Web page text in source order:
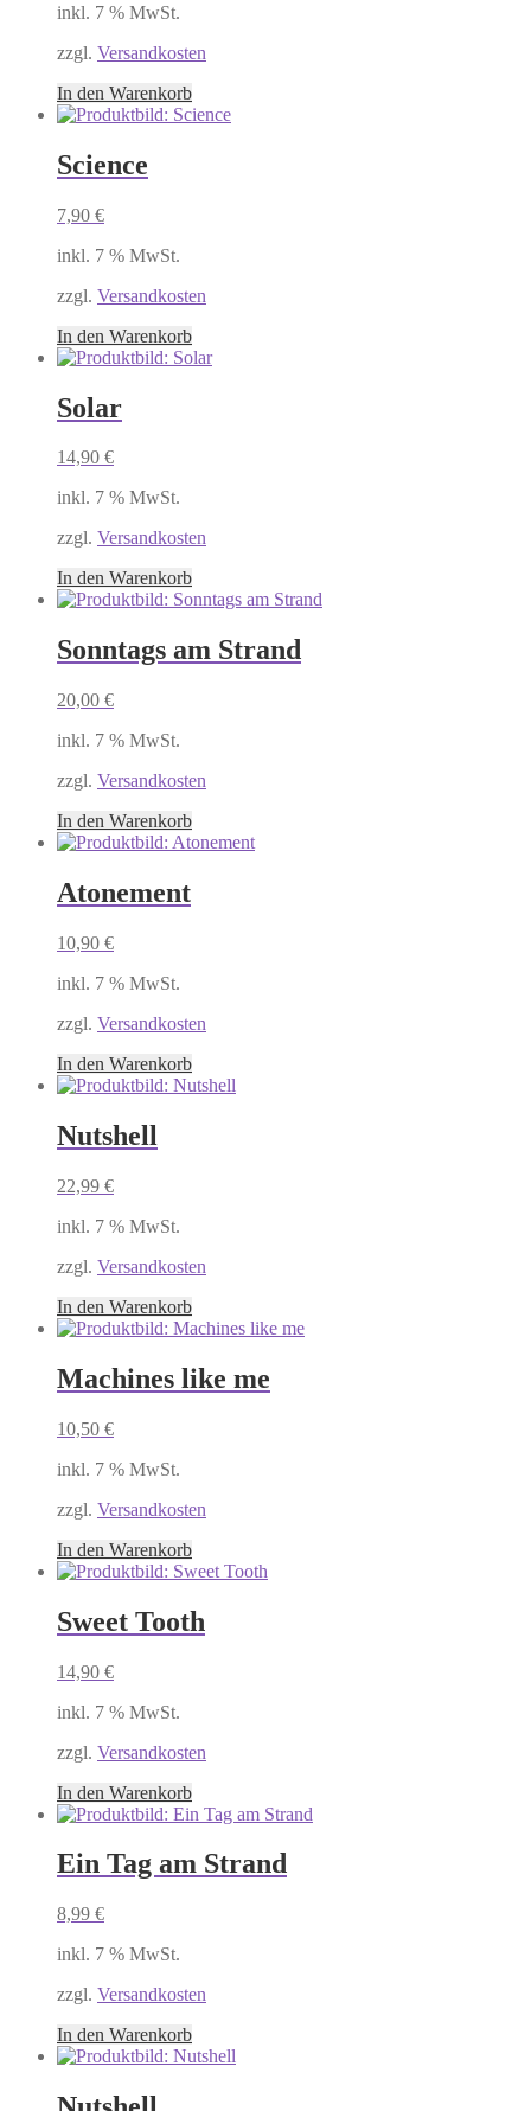
inkl. 7 % MwSt.
zzgl. Versandkosten
In den Warenkorb
Science
7,90 €
inkl. 7 % MwSt.
zzgl. Versandkosten
In den Warenkorb
Solar
14,90 €
inkl. 7 % MwSt.
zzgl. Versandkosten
In den Warenkorb
Sonntags am Strand
20,00 €
inkl. 7 % MwSt.
zzgl. Versandkosten
In den Warenkorb
Atonement
10,90 €
inkl. 7 % MwSt.
zzgl. Versandkosten
In den Warenkorb
Nutshell
22,99 €
inkl. 7 % MwSt.
zzgl. Versandkosten
In den Warenkorb
Machines like me
10,50 €
inkl. 7 % MwSt.
zzgl. Versandkosten
In den Warenkorb
Sweet Tooth
14,90 €
inkl. 7 % MwSt.
zzgl. Versandkosten
In den Warenkorb
Ein Tag am Strand
8,99 €
inkl. 7 % MwSt.
zzgl. Versandkosten
In den Warenkorb